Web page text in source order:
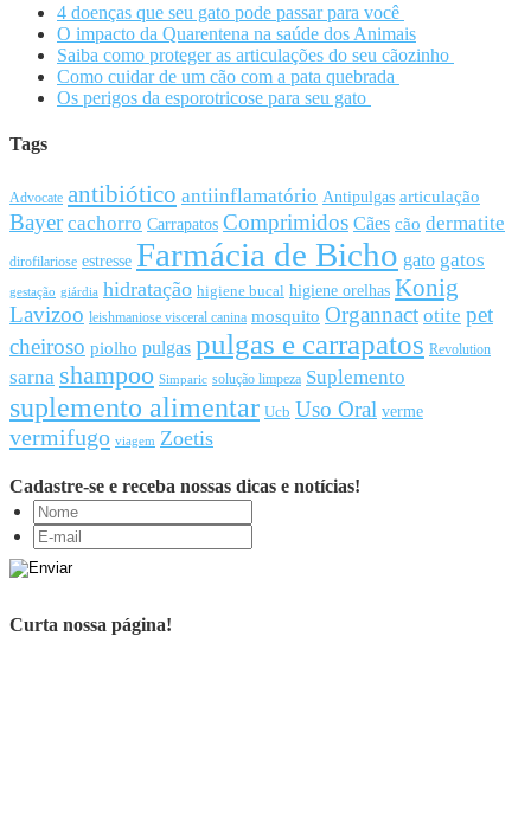
4 doenças que seu gato pode passar para você
O impacto da Quarentena na saúde dos Animais
Saiba como proteger as articulações do seu cãozinho
Como cuidar de um cão com a pata quebrada
Os perigos da esporotricose para seu gato
Tags
Advocate antibiótico antiinflamatório Antipulgas articulação
Bayer cachorro Carrapatos Comprimidos Cães cão dermatite
dirofilariose estresse Farmácia de Bicho gato gatos
gestação giárdia hidratação higiene bucal higiene orelhas Konig
Lavizoo leishmaniose visceral canina mosquito Organnact otite pet
cheiroso piolho pulgas pulgas e carrapatos Revolution
sarna shampoo Simparic solução limpeza Suplemento
suplemento alimentar Ucb Uso Oral verme
vermifugo viagem Zoetis
Cadastre-se e receba nossas dicas e notícias!
Curta nossa página!